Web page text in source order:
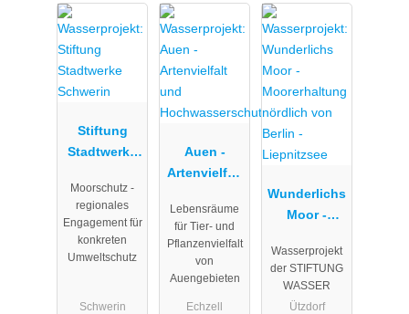
Stiftung
Stadtwerke
Moorschutz -
regionales
Engagement für
konkreten
Umweltschutz
Schwerin
Auen -
Artenvielfalt
Hochwasser
schutz
Lebensräume
für Tier- und
Pflanzenvielfalt
von
Auengebieten
Echzell
Wunderlichs
Moor -
ng nördlich
von Berlin -
Liepnitzsee
Wasserprojekt
der STIFTUNG
WASSER
Ützdorf